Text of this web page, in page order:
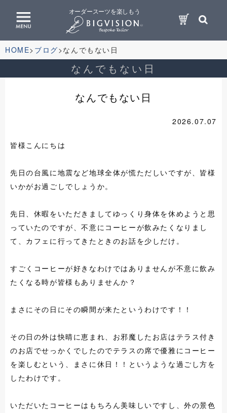
オーダースーツを楽しもう
HOME ブログ なんでもない日
なんでもない日
なんでもない日
2026.07.07
皆様こんにちは
先日の台風に地震など地球全体が慌ただしいですが、皆様
いかがお過ごしでしょうか。
先日、休暇をいただきましてゆっくり身体を休めようと思
っていたのですが、不意にコーヒーが飲みたくなりまし
て、カフェに行ってきたときのお話を少しだけ。
すごくコーヒーが好きなわけではありませんが不意に飲み
たくなる時が皆様もありませんか？
まさにその日にその瞬間が来たというわけです！！
その日の外は快晴に恵まれ、お邪魔したお店はテラス付き
のお店でせっかくでしたのでテラスの席で優雅にコーヒー
を楽しむという、まさに休日！！というような過ごし方を
したわけです。
いただいたコーヒーはもちろん美味しいですし、外の景色